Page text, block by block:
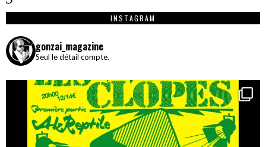
INSTAGRAM
gonzai_magazine
Seul le détail compte.